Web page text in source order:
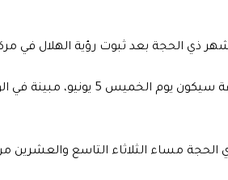
ذي الحجة بعد ثبوت رؤية الهلال في
وقالت المحكمة العليا في المملكة، إن الوقوف في يوم
الحجة مساء الثلاثاء التاسع